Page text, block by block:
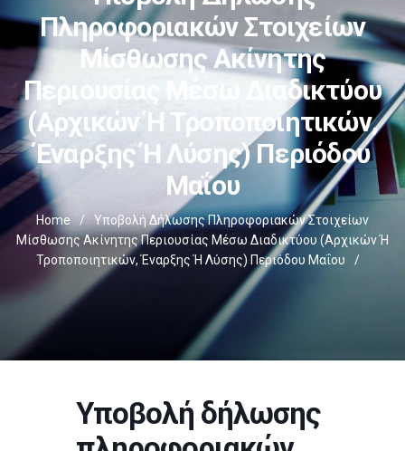
Πληροφοριακών Στοιχείων
Μίσθωσης Ακίνητης
Περιουσίας Μέσω Διαδικτύου
(αρχικών Ή Τροποποιητικών,
Έναρξης Ή Λύσης) Περιόδου
Μαΐου
Home /
Υποβολή Δήλωσης Πληροφοριακών Στοιχείων
Μίσθωσης Ακίνητης Περιουσίας Μέσω Διαδικτύου (αρχικών Ή
Τροποποιητικών, Έναρξης Ή Λύσης) Περιόδου Μαΐου
/
Υποβολή δήλωσης